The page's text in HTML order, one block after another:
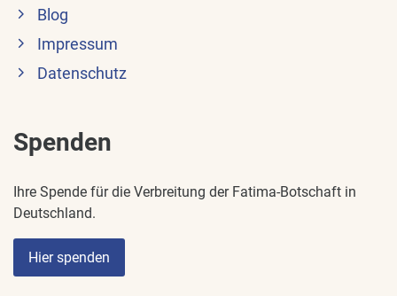
Blog
Impressum
Datenschutz
Spenden
Ihre Spende für die Verbreitung der Fatima-Botschaft in
Deutschland.
Hier spenden